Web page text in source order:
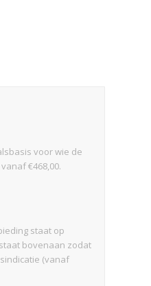
voor wie de
€468,00.
staat op
bovenaan zodat
(vanaf